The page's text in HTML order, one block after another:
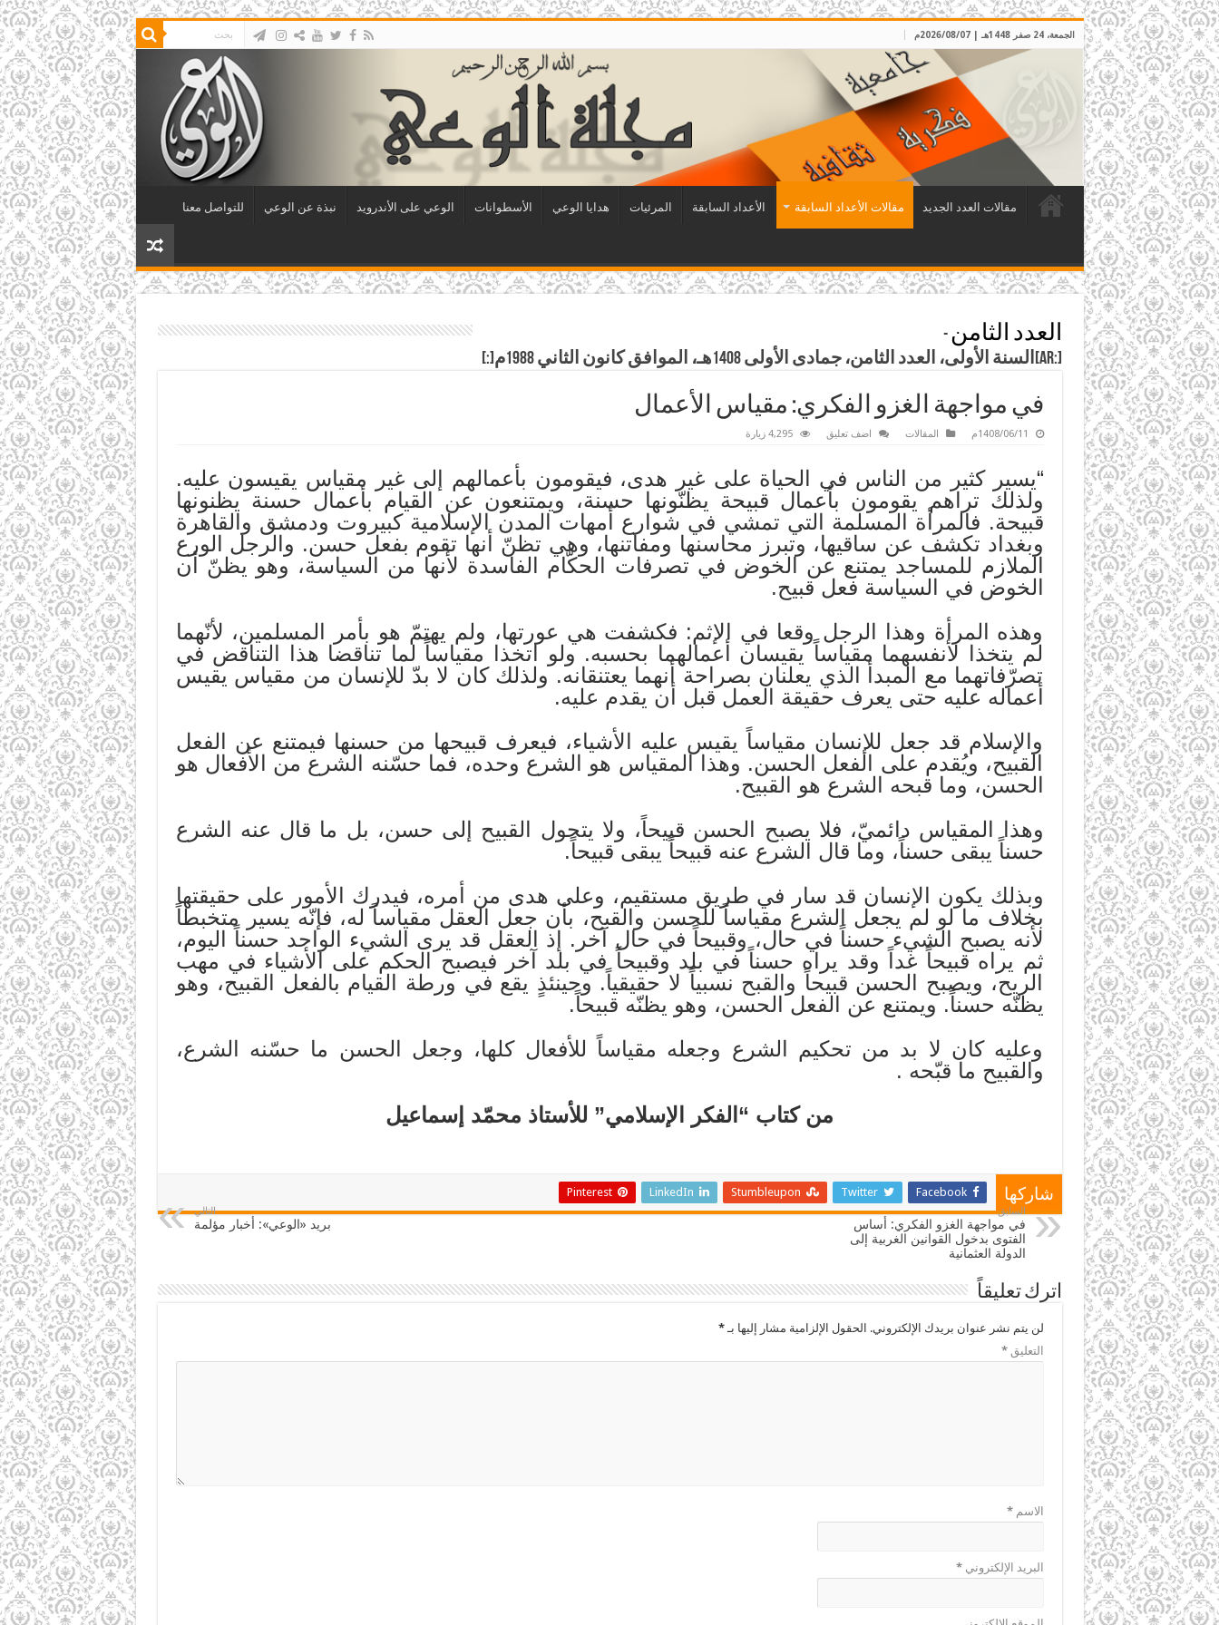
الجمعة، 24 صفر 1448هـ | 2026/08/07م
مقالات العدد الجديد مقالات الأعداد السابقة الأعداد السابقة المرئيات هدايا الوعي الأسطوانات الوعي على الأندرويد نبذة عن الوعي للتواصل معنا
العدد الثامن -
[:ar]السنة الأولى، العدد الثامن، جمادى الأولى 1408هـ، الموافق كانون الثاني 1988م[:]
في مواجهة الغزو الفكري: مقياس الأعمال
1408/06/11م المقالات اضف تعليق 4,295 زيارة
“يسير كثير من الناس في الحياة على غير هدى، فيقومون بأعمالهم إلى غير مقياس يقيسون عليه.
ولذلك تراهم يقومون بأعمال قبيحة يظنّونها حسنة، ويمتنعون عن القيام بأعمال حسنة يظنونها
قبيحة. فالمرأة المسلمة التي تمشي في شوارع أمهات المدن الإسلامية كبيروت ودمشق والقاهرة
وبغداد تكشف عن ساقيها، وتبرز محاسنها ومفاتنها، وهي تظنّ أنها تقوم بفعل حسن. والرجل الورع
الملازم للمساجد يمتنع عن الخوض في تصرفات الحكّام الفاسدة لأنها من السياسة، وهو يظنّ أن
الخوض في السياسة فعل قبيح.
وهذه المرأة وهذا الرجل وقعا في الإثم: فكشفت هي عورتها، ولم يهتمّ هو بأمر المسلمين، لأنّهما
لم يتخذا لأنفسهما مقياساً يقيسان أعمالهما بحسبه. ولو اتخذا مقياساً لما تناقضا هذا التناقض في
تصرّفاتهما مع المبدأ الذي يعلنان بصراحة أنهما يعتنقانه. ولذلك كان لا بدّ للإنسان من مقياس يقيس
أعماله عليه حتى يعرف حقيقة العمل قبل أن يقدم عليه.
والإسلام قد جعل للإنسان مقياساً يقيس عليه الأشياء، فيعرف قبيحها من حسنها فيمتنع عن الفعل
القبيح، ويُقدم على الفعل الحسن. وهذا المقياس هو الشرع وحده، فما حسّنه الشرع من الأفعال هو
الحسن، وما قبحه الشرع هو القبيح.
وهذا المقياس دائميّ، فلا يصبح الحسن قبيحاً، ولا يتحول القبيح إلى حسن، بل ما قال عنه الشرع
حسناً يبقى حسناً، وما قال الشرع عنه قبيحاً يبقى قبيحاً.
وبذلك يكون الإنسان قد سار في طريق مستقيم، وعلى هدى من أمره، فيدرك الأمور على حقيقتها
بخلاف ما لو لم يجعل الشرع مقياساً للحسن والقبح، بأن جعل العقل مقياساً له، فإنّه يسير متخبطاً
لأنه يصبح الشيء حسناً في حال، وقبيحاً في حال آخر. إذ العقل قد يرى الشيء الواحد حسناً اليوم،
ثم يراه قبيحاً غداً وقد يراه حسناً في بلد وقبيحاً في بلد آخر فيصبح الحكم على الأشياء في مهب
الريح، ويصبح الحسن قبيحاً والقبح نسبياً لا حقيقياً. وحينئذٍ يقع في ورطة القيام بالفعل القبيح، وهو
يظنّه حسناً. ويمتنع عن الفعل الحسن، وهو يظنّه قبيحاً.
وعليه كان لا بد من تحكيم الشرع وجعله مقياساً للأفعال كلها، وجعل الحسن ما حسّنه الشرع،
والقبيح ما قبّحه .
من كتاب “الفكر الإسلامي” للأستاذ محمّد إسماعيل
شاركها Facebook
Twitter
Stumbleupon
LinkedIn
Pinterest
السابق
في مواجهة الغزو الفكري: أساس
الفتوى بدخول القوانين الغربية إلى
الدولة العثمانية
التالي
بريد «الوعي»: أخبار مؤلمة
اترك تعليقاً
لن يتم نشر عنوان بريدك الإلكتروني. الحقول الإلزامية مشار إليها بـ*
التعليق*
الاسم*
البريد الإلكتروني*